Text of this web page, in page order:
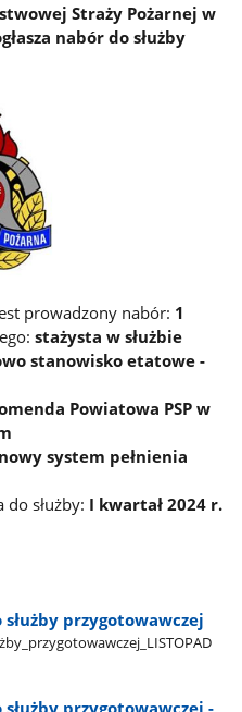
Straży Pożarnej w
nabór do służby
prowadzony nabór: 1
stażysta w służbie
stanowisko etatowe -
Powiatowa PSP w
system pełnienia
służby: I kwartał 2024 r.
służby przygotowawczej
służby przygotowawczej -